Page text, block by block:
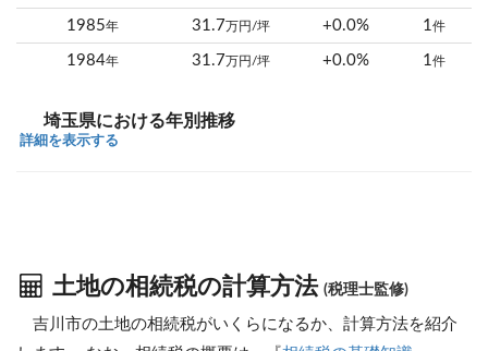
1985年 31.7万円/坪 +0.0% 1 件
1984年 31.7万円/坪 +0.0% 1 件
埼玉県における年別推移
詳細を表示する
土地の相続税の計算方法(税理士監修)
吉川市の土地の相続税がいくらになるか、計算方法を紹介